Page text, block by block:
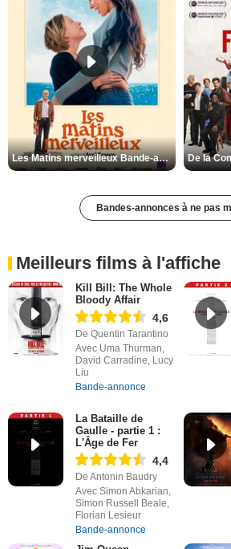
Les Matins merveilleux Bande-annonce VF
Bandes-annonces à ne pas
Meilleurs films à l'affiche
Kill Bill: The Whole
Bloody Affair
4,6
De Quentin Tarantino
Avec Uma Thurman,
David Carradine, Lucy
Liu
Bande-annonce
La Bataille de
Gaulle - partie 1 :
L'Âge de Fer
4,4
De Antonin Baudry
Avec Simon Abkarian,
Simon Russell Beale,
Florian Lesieur
Bande-annonce